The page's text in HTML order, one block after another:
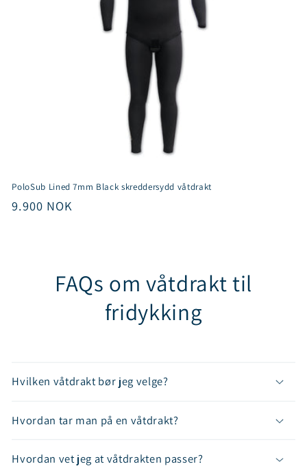
PoloSub Lined 7mm Black skreddersydd våtdrakt
Vanlig
9.900 NOK
FAQs om våtdrakt til
fridykking
Hvilken våtdrakt bør jeg velge?
Hvordan tar man på en våtdrakt?
Hvordan vet jeg at våtdrakten passer?